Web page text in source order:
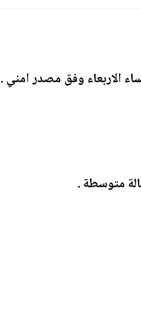
الاربعاء وفق مصدر امني .